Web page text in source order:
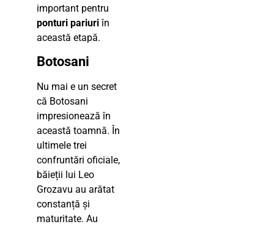
important pentru
ponturi pariuriîn
această etapă.
Botosani
Nu mai e un secret
că Botosani
impresionează în
această toamnă. În
ultimele trei
confruntări oficiale,
băieții lui Leo
Grozavu au arătat
constanță și
maturitate. Au